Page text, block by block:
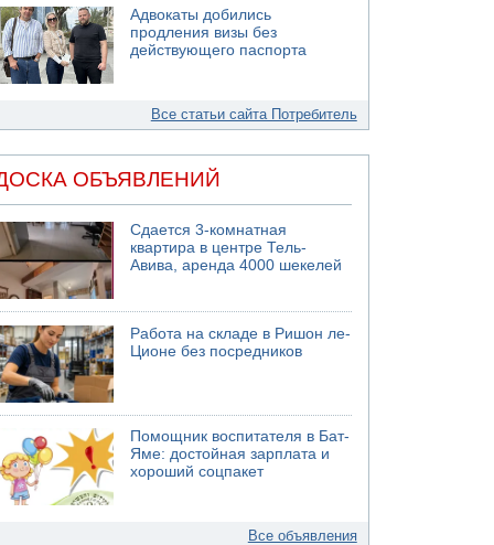
Адвокаты добились
продления визы без
действующего паспорта
Все статьи сайта Потребитель
ОБЪЯВЛЕНИЙ
Сдается 3-комнатная
квартира в центре Тель-
Авива, аренда 4000 шекелей
Работа на складе в Ришон ле-
Ционе без посредников
Помощник воспитателя в Бат-
Яме: достойная зарплата и
хороший соцпакет
Все объявления